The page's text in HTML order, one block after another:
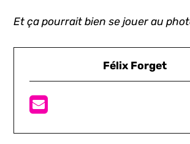
Et ça pourrait bien se jouer au
Félix Forget